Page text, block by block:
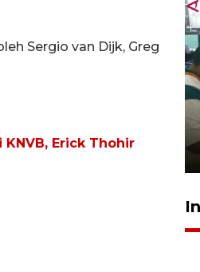
Sergio van Dijk, Greg
KNVB, Erick Thohir